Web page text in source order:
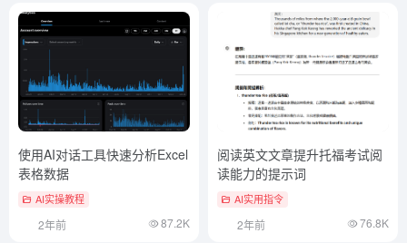
使用AI对话工具快速分析Excel
表格数据
AI实操教程
2年前 87.2K
阅读英文文章提升托福考试阅
读能力的提示词
AI实用指令
2年前 76.8K